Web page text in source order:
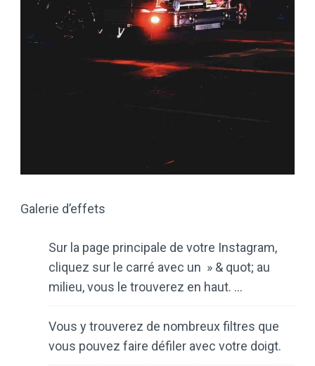
Galerie d’effets
Sur la page principale de votre Instagram,
cliquez sur le carré avec un » & quot; au
milieu, vous le trouverez en haut. …
Vous y trouverez de nombreux filtres que
vous pouvez faire défiler avec votre doigt.